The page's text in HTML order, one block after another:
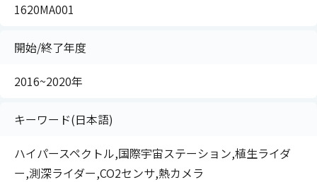
1620MA001
開始/終了年度
2016~2020年
キーワード(日本語)
ハイパースペクトル,国際宇宙ステーション,植生ライダ
ー,測深ライダー,CO2センサ,熱カメラ